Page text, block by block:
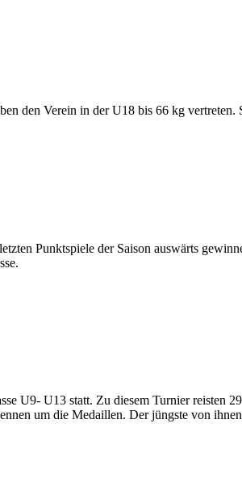
den Verein in der U18 bis 66 kg
Punktspiele der Saison auswärts
U9- U13 statt. Zu diesem Turnier reisten
um die Medaillen. Der jüngste von